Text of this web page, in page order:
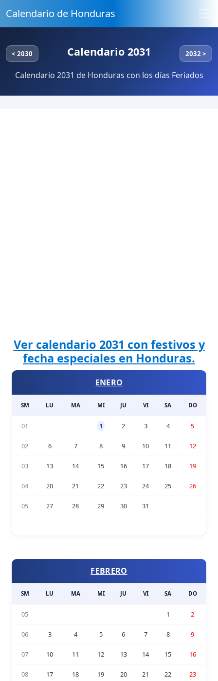
Calendario de Honduras
< 2030 Calendario 2031 2032 >
Calendario 2031 de Honduras con los días Feriados
Ver calendario 2031 con festivos y
fecha especiales en Honduras.
ENERO
SM LU MA MI JU VI SA DO
01 1 2 3 4 5
02 6 7 8 9 10 11 12
03 13 14 15 16 17 18 19
04 20 21 22 23 24 25 26
05 27 28 29 30 31
FEBRERO
SM LU MA MI JU VI SA DO
05 1 2
06 3 4 5 6 7 8 9
07 10 11 12 13 14 15 16
08 17 18 19 20 21 22 23